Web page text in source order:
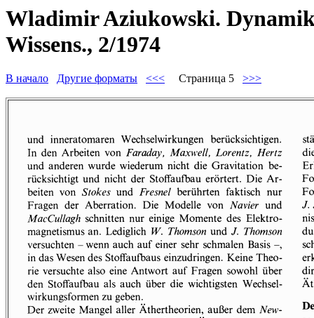
Wladimir Aziukowski. Dynamik
Wissens., 2/1974
В начало Другие форматы <<< Страница 5 >>>